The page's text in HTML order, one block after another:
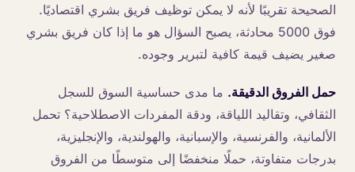
الصحيحة تقريبًا لأنه لا يمكن توظيف فريق بشري اقتصاديًا.
فوق 5000 محادثة، يصبح السؤال هو ما إذا كان فريق بشري
صغير يضيف قيمة كافية لتبرير وجوده.
حمل الفروق الدقيقة. ما مدى حساسية السوق للسجل
الثقافي، وتقاليد اللياقة، ودقة المفردات الاصطلاحية؟ تحمل
الألمانية، والفرنسية، والإسبانية، والهولندية، والإنجليزية،
بدرجات متفاوتة، حملًا منخفضًا إلى متوسطًا من الفروق